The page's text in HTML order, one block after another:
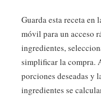
Guarda esta receta en
móvil para un acceso
ingredientes,
simplificar la compra.
porciones deseadas y
ingredientes se